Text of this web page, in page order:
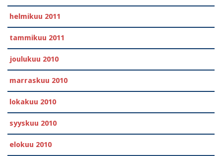
helmikuu 2011
tammikuu 2011
joulukuu 2010
marraskuu 2010
lokakuu 2010
syyskuu 2010
elokuu 2010